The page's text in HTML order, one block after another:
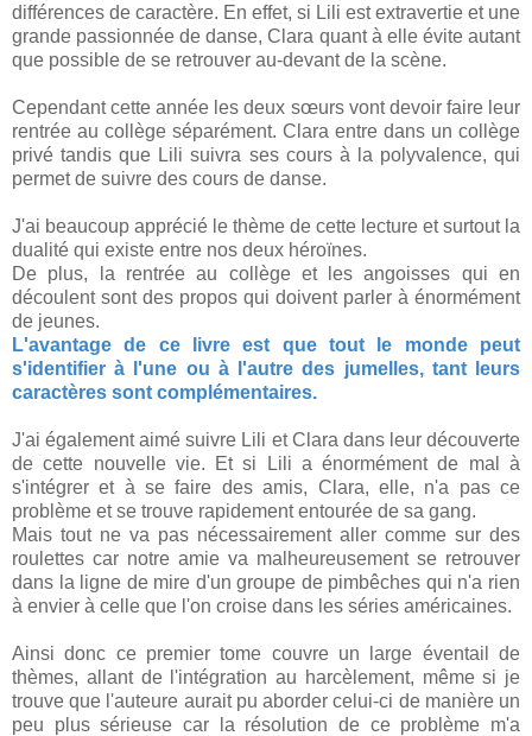
différences de caractère. En effet, si Lili est extravertie et une
grande passionnée de danse, Clara quant à elle évite autant
que possible de se retrouver au-devant de la scène.
Cependant cette année les deux sœurs vont devoir faire leur
rentrée au collège séparément. Clara entre dans un collège
privé tandis que Lili suivra ses cours à la polyvalence, qui
permet de suivre des cours de danse.
J'ai beaucoup apprécié le thème de cette lecture et surtout la
dualité qui existe entre nos deux héroïnes.
De plus, la rentrée au collège et les angoisses qui en
découlent sont des propos qui doivent parler à énormément
de jeunes.
L'avantage de ce livre est que tout le monde peut
s'identifier à l'une ou à l'autre des jumelles, tant leurs
caractères sont complémentaires.
J'ai également aimé suivre Lili et Clara dans leur découverte
de cette nouvelle vie. Et si Lili a énormément de mal à
s'intégrer et à se faire des amis, Clara, elle, n'a pas ce
problème et se trouve rapidement entourée de sa gang.
Mais tout ne va pas nécessairement aller comme sur des
roulettes car notre amie va malheureusement se retrouver
dans la ligne de mire d'un groupe de pimbêches qui n'a rien
à envier à celle que l'on croise dans les séries américaines.
Ainsi donc ce premier tome couvre un large éventail de
thèmes, allant de l'intégration au harcèlement, même si je
trouve que l'auteure aurait pu aborder celui-ci de manière un
peu plus sérieuse car la résolution de ce problème m'a